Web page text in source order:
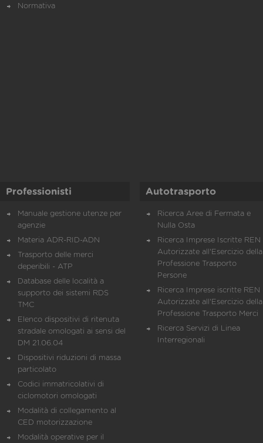
Normativa
Professionisti
Manuale gestione utenze per
agenzie
Materia ADR-RID-ADN
Trasporto delle merci
deperibili - ATP
Database delle località a
supporto dei sistemi RDS
TMC
Elenco dispositivi di ritenuta
stradale omologati ai sensi del
DM 21.06.04
Dispositivi riduzioni di massa
particolato
Codici immatricolativi di
ciclomotori omologati
Modalità di collegamento al
CED motorizzazione
Modalità operative per il
Autotrasporto
Ricerca Aree di Fermata e
Nulla Osta
Ricerca Imprese Iscritte REN
Autorizzate all'Esercizio della
Professione Trasporto
Persone
Ricerca Imprese iscritte REN
Autorizzate all'Esercizio della
Professione Trasporto Merci
Ricerca Servizi di Linea
Interregionali